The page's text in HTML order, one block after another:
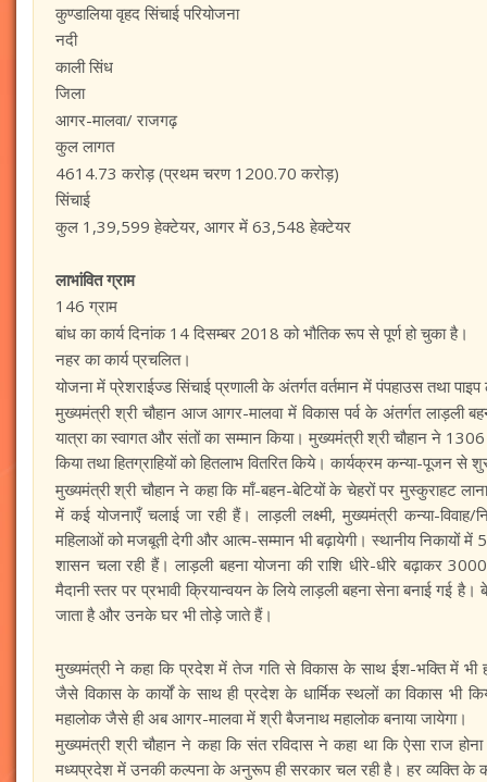
कुण्डालिया वृहद सिंचाई परियोजना
नदी
काली सिंध
जिला
आगर-मालवा/ राजगढ़
कुल लागत
4614.73 करोड़ (प्रथम चरण 1200.70 करोड़)
सिंचाई
कुल 1,39,599 हेक्टेयर, आगर में 63,548 हेक्टेयर
लाभांवित ग्राम
146 ग्राम
बांध का कार्य दिनांक 14 दिसम्बर 2018 को भौतिक रूप से पूर्ण हो चुका है।
नहर का कार्य प्रचलित।
योजना में प्रेशराईज्ड सिंचाई प्रणाली के अंतर्गत वर्तमान में पंपहाउस तथा
मुख्यमंत्री श्री चौहान आज आगर-मालवा में विकास पर्व के अंतर्गत लाड़ली
यात्रा का स्वागत और संतों का सम्मान किया। मुख्यमंत्री श्री चौहान ने
किया तथा हितग्राहियों को हितलाभ वितरित किये। कार्यक्रम कन्या-पूजन
मुख्यमंत्री श्री चौहान ने कहा कि माँ-बहन-बेटियों के चेहरों पर मुस्कुराहट
में कई योजनाएँ चलाई जा रही हैं। लाड़ली लक्ष्मी, मुख्यमंत्री कन्या-
महिलाओं को मजबूती देगी और आत्म-सम्मान भी बढ़ायेगी। स्थानीय निकायों
शासन चला रही हैं। लाड़ली बहना योजना की राशि धीरे-धीरे बढ़ाकर
मैदानी स्तर पर प्रभावी क्रियान्वयन के लिये लाड़ली बहना सेना बनाई गई
जाता है और उनके घर भी तोड़े जाते हैं।
मुख्यमंत्री ने कहा कि प्रदेश में तेज गति से विकास के साथ ईश-भक्ति में भी
जैसे विकास के कार्यों के साथ ही प्रदेश के धार्मिक स्थलों का विकास भी
महालोक जैसे ही अब आगर-मालवा में श्री बैजनाथ महालोक बनाया जायेगा।
मुख्यमंत्री श्री चौहान ने कहा कि संत रविदास ने कहा था कि ऐसा राज
मध्यप्रदेश में उनकी कल्पना के अनुरूप ही सरकार चल रही है। हर व्यक्ति के